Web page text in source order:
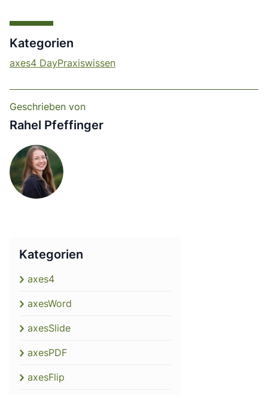
Kategorien
axes4 DayPraxiswissen
Geschrieben von
Rahel Pfeffinger
Kategorien
axes4
axesWord
axesSlide
axesPDF
axesFlip